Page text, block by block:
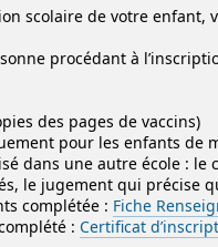
scolaire de votre enfant,
procédant à
des pages de vaccins)
pour les enfants de
dans une autre école :
le jugement qui précise
complétée : Fiche
: Certificat